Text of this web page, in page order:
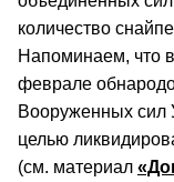
количество
Напоминаем, что
феврале
Вооруженных сил
целью
(см. материал